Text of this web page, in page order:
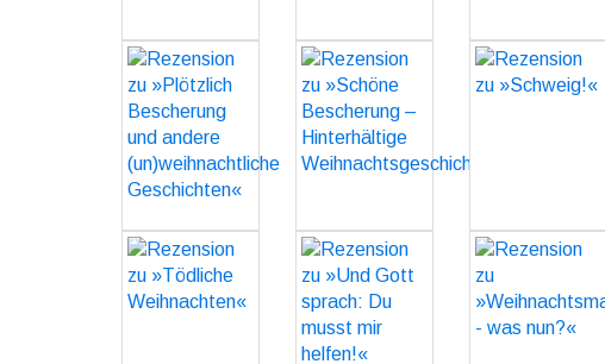
Rezension zu
»Plötzlich
Bescherung
und andere
(un)weihnachtliche
Geschichten«
GO
Rezension zu
»Schöne
Bescherung –
Hinterhältige
Weihnachtsgeschichten«
Rezension zu
»Schweig!«
Rezension zu
»Tödliche
Weihnachten«
Rezension zu
»Und Gott
sprach: Du
musst mir
helfen!«
Rezension zu
»Weihnachtsmann
- was nun?«